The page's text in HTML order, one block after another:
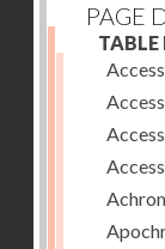
PAGE
TABLE